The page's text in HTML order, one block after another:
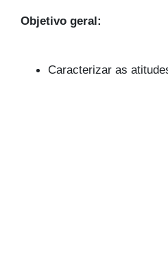
Objetivo geral:
Caracterizar as